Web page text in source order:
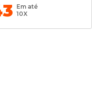
Em até
10X